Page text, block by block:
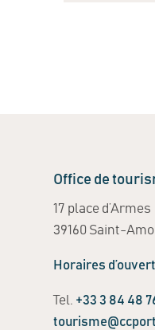
Office de
17 place d’Armes
39160 Saint-
Horaires
Tel. +33 3 84 48